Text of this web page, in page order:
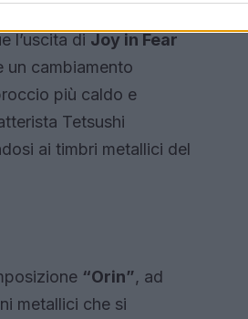
l’uscita di Joy in Fear
un cambiamento
più caldo e
Tetsushi
ai timbri metallici del
“Orin”, ad
metallici che si